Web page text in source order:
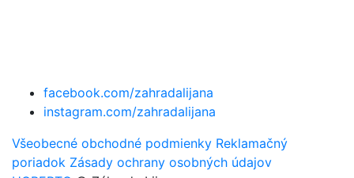
facebook.com/zahradalijana
instagram.com/zahradalijana
Všeobecné obchodné podmienky Reklamačný
poriadok Zásady ochrany osobných údajov